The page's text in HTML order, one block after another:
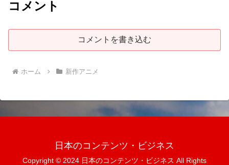
コメント
コメントを書き込む
ホーム 新作アニメ
日本のコンテンツ・ビジネス
Copyright © 2024 日本のコンテンツ・ビジネス All Rights